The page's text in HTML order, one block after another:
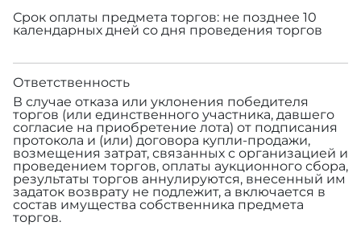
Срок оплаты предмета торгов: не позднее 10
календарных дней со дня проведения торгов
Ответственность
В случае отказа или уклонения победителя
торгов (или единственного участника, давшего
согласие на приобретение лота) от подписания
протокола и (или) договора купли-продажи,
возмещения затрат, связанных с организацией и
проведением торгов, оплаты аукционного сбора,
результаты торгов аннулируются, внесенный им
задаток возврату не подлежит, а включается в
состав имущества собственника предмета
торгов.